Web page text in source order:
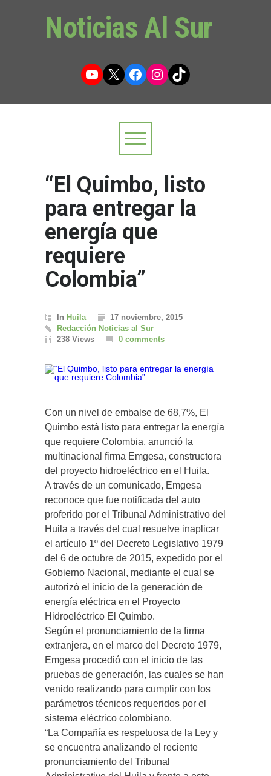
Noticias Al Sur
YouTube
X Facebook
Instagram
TikTok
“El Quimbo, listo
para entregar la
energía que
requiere
Colombia”
In Huila
17 noviembre, 2015
Redacción Noticias al Sur
238 Views
0 comments
Con un nivel de embalse de 68,7%, El
Quimbo está listo para entregar la energía
que requiere Colombia, anunció la
multinacional firma Emgesa, constructora
del proyecto hidroeléctrico en el Huila.
A través de un comunicado, Emgesa
reconoce que fue notificada del auto
proferido por el Tribunal Administrativo del
Huila a través del cual resuelve inaplicar
el artículo 1º del Decreto Legislativo 1979
del 6 de octubre de 2015, expedido por el
Gobierno Nacional, mediante el cual se
autorizó el inicio de la generación de
energía eléctrica en el Proyecto
Hidroeléctrico El Quimbo.
Según el pronunciamiento de la firma
extranjera, en el marco del Decreto 1979,
Emgesa procedió con el inicio de las
pruebas de generación, las cuales se han
venido realizando para cumplir con los
parámetros técnicos requeridos por el
sistema eléctrico colombiano.
“La Compañía es respetuosa de la Ley y
se encuentra analizando el reciente
pronunciamiento del Tribunal